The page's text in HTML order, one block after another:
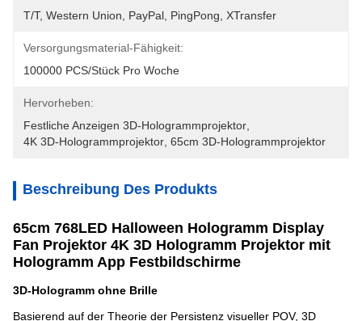
T/T, Western Union, PayPal, PingPong, XTransfer
Versorgungsmaterial-Fähigkeit:
100000 PCS/Stück Pro Woche
Hervorheben:
Festliche Anzeigen 3D-Hologrammprojektor
4K 3D-Hologrammprojektor 65cm 3D-Hologrammprojektor
Beschreibung Des Produkts
65cm 768LED Halloween Hologramm Display
Fan Projektor 4K 3D Hologramm Projektor mit
Hologramm App Festbildschirme
3D-Hologramm ohne Brille
Basierend auf der Theorie der Persistenz visueller POV, 3D